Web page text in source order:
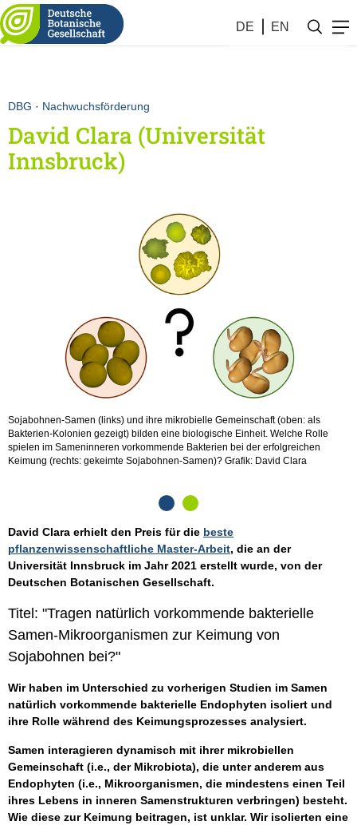
DE EN
DBG · Nachwuchsförderung
David Clara (Universität
Innsbruck)
Sojabohnen-Samen (links) und ihre mikrobielle Gemeinschaft (oben: als
Bakterien-Kolonien gezeigt) bilden eine biologische Einheit. Welche Rolle
spielen im Sameninneren vorkommende Bakterien bei der erfolgreichen
Keimung (rechts: gekeimte Sojabohnen-Samen)? Grafik: David Clara
David Clara erhielt den Preis für die beste
pflanzenwissenschaftliche Master-Arbeit, die an der
Universität Innsbruck im Jahr 2021 erstellt wurde, von der
Deutschen Botanischen Gesellschaft.
Titel: "Tragen natürlich vorkommende bakterielle
Samen-Mikroorganismen zur Keimung von
Sojabohnen bei?"
Wir haben im Unterschied zu vorherigen Studien im Samen
natürlich vorkommende bakterielle Endophyten isoliert und
ihre Rolle während des Keimungsprozesses analysiert.
Samen interagieren dynamisch mit ihrer mikrobiellen
Gemeinschaft (i.e., der Mikrobiota), die unter anderem aus
Endophyten (i.e., Mikroorganismen, die mindestens einen Teil
ihres Lebens in inneren Samenstrukturen verbringen) besteht.
Wie diese zur Keimung beitragen, ist unklar. Wir isolierten eine